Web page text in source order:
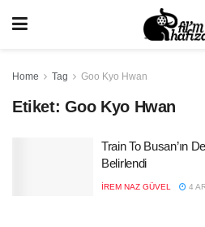
Home Tag Goo Kyo Hwan
Etiket: Goo Kyo Hwan
Train To Busan’ın
Belirlendi
İREM NAZ GÜVEL 4